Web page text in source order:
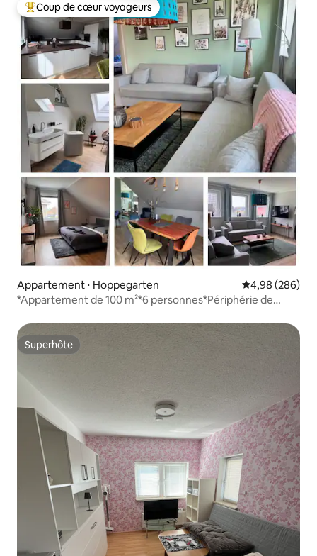
Coups de cœur voyageurs les plus appréciés
Coup de cœur voyageurs
Appartement ⋅ Hoppegarten Évaluation
4,98 (286)
*Appartement de 100 m²*6 personnes*Périphérie de
Superhôte
Superhôte